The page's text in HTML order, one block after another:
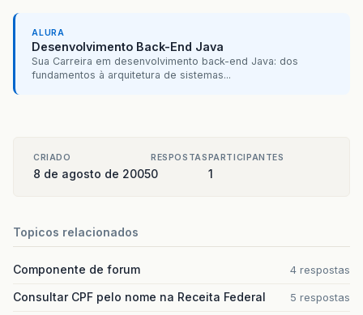
ALURA
Desenvolvimento Back-End Java
Sua Carreira em desenvolvimento back-end Java: dos
fundamentos à arquitetura de sistemas...
CRIADO
8 de agosto de 2005
RESPOSTAS
0
PARTICIPANTES
1
Topicos relacionados
Componente de forum 4 respostas
Consultar CPF pelo nome na Receita Federal 5 respostas